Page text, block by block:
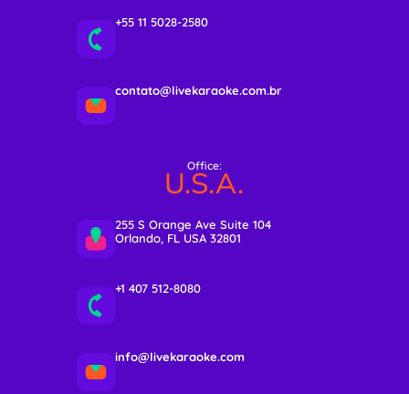
+55 11 5028-2580
contato@livekaraoke.com.br
Office:
U.S.A.
255 S Orange Ave Suite 104
Orlando, FL USA 32801
+1 407 512-8080
info@livekaraoke.com